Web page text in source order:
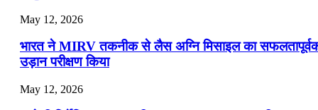
May 12, 2026
भारत ने MIRV तकनीक से लैस अग्नि मिसाइल का
उड़ान परीक्षण किया
May 12, 2026